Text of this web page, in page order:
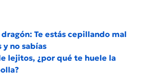
Te estás cepillando mal
no sabías
lejitos, ¿por qué te huele la